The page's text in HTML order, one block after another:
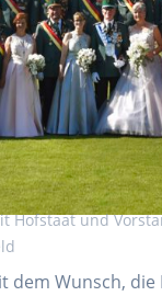
Hofstaat und
dem Wunsch,